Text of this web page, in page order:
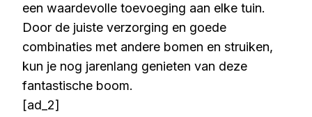
een waardevolle toevoeging aan elke tuin.
Door de juiste verzorging en goede
combinaties met andere bomen en struiken,
kun je nog jarenlang genieten van deze
fantastische boom.
[ad_2]